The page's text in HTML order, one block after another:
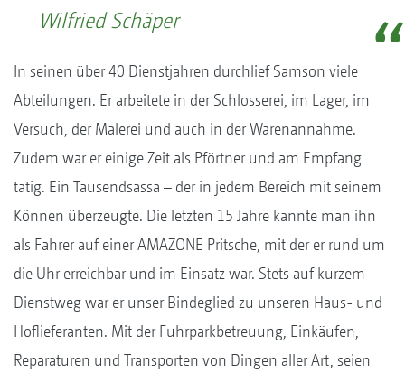
Wilfried Schäper
In seinen über 40 Dienstjahren durchlief Samson viele
Abteilungen. Er arbeitete in der Schlosserei, im Lager, im
Versuch, der Malerei und auch in der Warenannahme.
Zudem war er einige Zeit als Pförtner und am Empfang
tätig. Ein Tausendsassa – der in jedem Bereich mit seinem
Können überzeugte. Die letzten 15 Jahre kannte man ihn
als Fahrer auf einer AMAZONE Pritsche, mit der er rund um
die Uhr erreichbar und im Einsatz war. Stets auf kurzem
Dienstweg war er unser Bindeglied zu unseren Haus- und
Hoflieferanten. Mit der Fuhrparkbetreuung, Einkäufen,
Reparaturen und Transporten von Dingen aller Art, seien